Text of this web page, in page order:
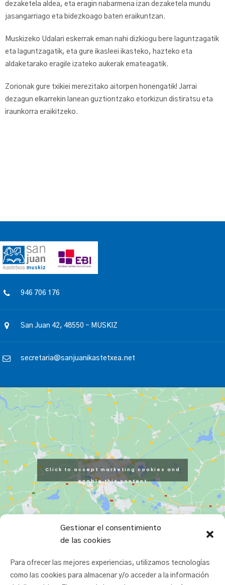
Gestionar el consentimiento
de las cookies
Para ofrecer las mejores experiencias, utilizamos tecnologías
como las cookies para almacenar y/o acceder a la información
dezaketela aldea, eta eragin nabarmena izan dezaketela mundu
jasangarriago eta bidezkoago baten eraikuntzan.
Muskizeko Udalari eskerrak eman nahi dizkiogu bere laguntzagatik
eta laguntzagatik, eta gure ikasleei ikasteko, hazteko eta
aldaketarako eragile izateko aukerak emateagatik.
Zorionak gure txikiei merezitako aitorpen honengatik! Jarrai
dezagun elkarrekin lanean guztiontzako etorkizun distiratsu eta
iraunkorra eraikitzeko.
946 706 176
San Juan 42, 48550 – MUSKIZ
secretaria@sanjuanikastetxea.net
Click to accept marketing cookies and
enable this content